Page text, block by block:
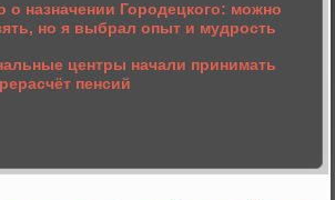
о назначении Городецкого: можно
но я выбрал опыт и мудрость
центры начали принимать
пенсий